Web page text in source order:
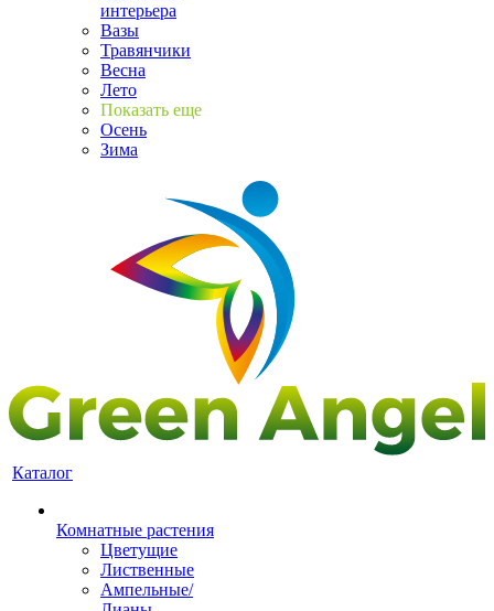
интерьера
Вазы
Травянчики
Весна
Лето
Показать еще
Осень
Зима
Каталог
Комнатные растения
Цветущие
Лиственные
Ампельные/